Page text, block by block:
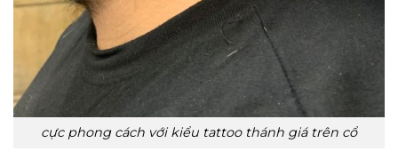
cực phong cách với kiểu tattoo thánh giá trên cổ